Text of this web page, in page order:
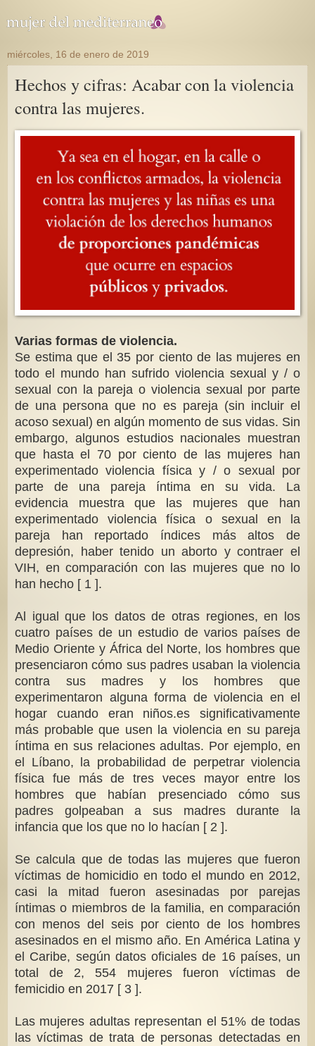
miércoles, 16 de enero de 2019
Hechos y cifras: Acabar con la violencia
contra las mujeres.
Varias formas de violencia.
Se estima que el 35 por ciento de las mujeres en
todo el mundo han sufrido violencia sexual y / o
sexual con la pareja o violencia sexual por parte
de una persona que no es pareja (sin incluir el
acoso sexual) en algún momento de sus vidas. Sin
embargo, algunos estudios nacionales muestran
que hasta el 70 por ciento de las mujeres han
experimentado violencia física y / o sexual por
parte de una pareja íntima en su vida. La
evidencia muestra que las mujeres que han
experimentado violencia física o sexual en la
pareja han reportado índices más altos de
depresión, haber tenido un aborto y contraer el
VIH, en comparación con las mujeres que no lo
han hecho [ 1 ].
Al igual que los datos de otras regiones, en los
cuatro países de un estudio de varios países de
Medio Oriente y África del Norte, los hombres que
presenciaron cómo sus padres usaban la violencia
contra sus madres y los hombres que
experimentaron alguna forma de violencia en el
hogar cuando eran niños.es significativamente
más probable que usen la violencia en su pareja
íntima en sus relaciones adultas. Por ejemplo, en
el Líbano, la probabilidad de perpetrar violencia
física fue más de tres veces mayor entre los
hombres que habían presenciado cómo sus
padres golpeaban a sus madres durante la
infancia que los que no lo hacían [ 2 ].
Se calcula que de todas las mujeres que fueron
víctimas de homicidio en todo el mundo en 2012,
casi la mitad fueron asesinadas por parejas
íntimas o miembros de la familia, en comparación
con menos del seis por ciento de los hombres
asesinados en el mismo año. En América Latina y
el Caribe, según datos oficiales de 16 países, un
total de 2, 554 mujeres fueron víctimas de
femicidio en 2017 [ 3 ].
Las mujeres adultas representan el 51% de todas
las víctimas de trata de personas detectadas en